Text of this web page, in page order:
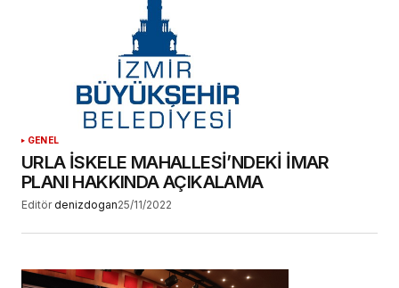
GENEL
URLA İSKELE MAHALLESİ’NDEKİ İMAR
PLANI HAKKINDA AÇIKALAMA
Editör denizdogan25/11/2022